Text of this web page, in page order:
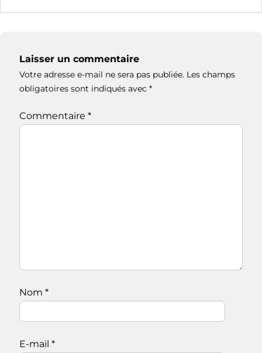
Laisser un commentaire
Votre adresse e-mail ne sera pas publiée. Les champs
obligatoires sont indiqués avec *
Commentaire *
Nom *
E-mail *